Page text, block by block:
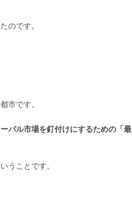
のです。
市です。
バル市場を釘付けにするための「最
うことです。